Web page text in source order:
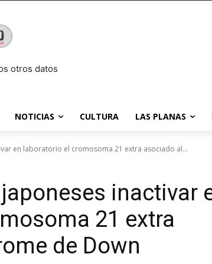
otros datos
NOTICIAS CULTURA LAS PLANAS
en laboratorio el cromosoma 21 extra asociado al...
inactivar
21 extra
de Down